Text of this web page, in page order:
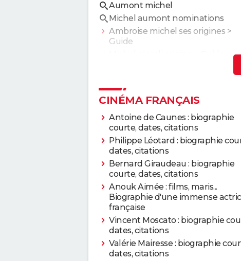
2010 Un balcon sur la mer
2009
Comme les 5 doigts de
2009
2008 L'Emmerdeur
2008 Toutes les filles pleurent
2008 La Sainte Victoire
2008 Bancs publics -
2007 L'Empreinte de l'Ange
2005 La Doublure
Aumont michel
Michel aumont nominations
Ambroise michel ses origines >
Guide
CINÉMA FRANÇAIS
Antoine de Caunes : biographie
courte, dates, citations
Philippe Léotard : biographie
dates, citations
Bernard Giraudeau : biographie
courte, dates, citations
Anouk Aimée : films, maris...
Biographie d'une immense
française
Vincent Moscato : biographie
dates, citations
Valérie Mairesse : biographie
dates, citations